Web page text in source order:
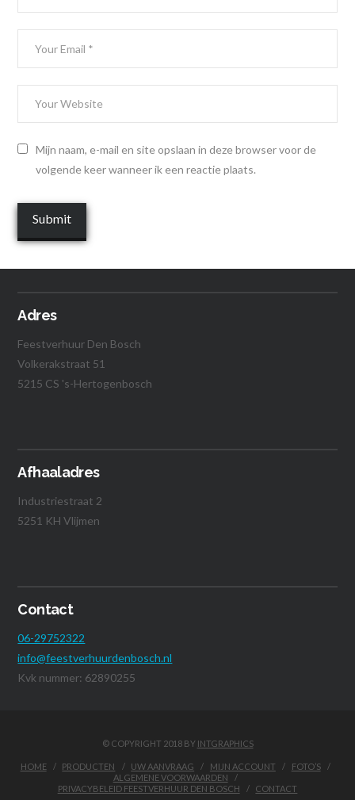
Mijn naam, e-mail en site opslaan in deze browser voor de
volgende keer wanneer ik een reactie plaats.
Adres
Feestverhuur Den Bosch
Volkerakstraat 51
5215 CS 's-Hertogenbosch
Afhaaladres
Industriestraat 2
5251 KH Vlijmen
Contact
06-29752322
info@feestverhuurdenbosch.nl
Kvk nummer: 62890255
© COPYRIGHT 2018 BY INTGRAPHICS
HOME PRODUCTEN UW AANVRAAG MIJN ACCOUNT
FOTO’S
ALGEMENE VOORWAARDEN
PRIVACYBELEID FEESTVERHUUR DEN BOSCH
CONTACT